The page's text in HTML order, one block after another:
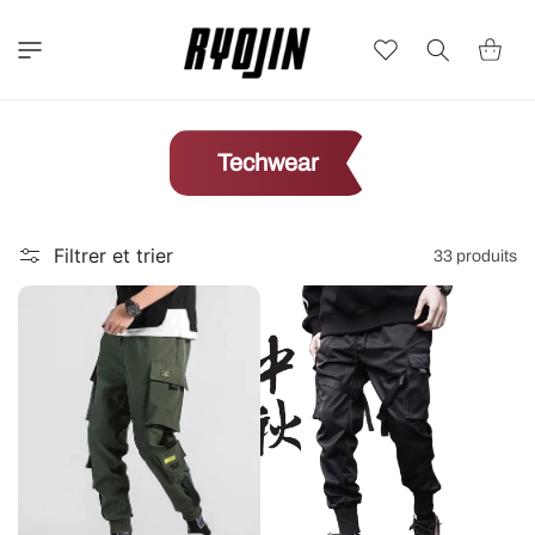
au
contenu
Wishlist Panier
Techwear
Filtrer et trier 33 produits